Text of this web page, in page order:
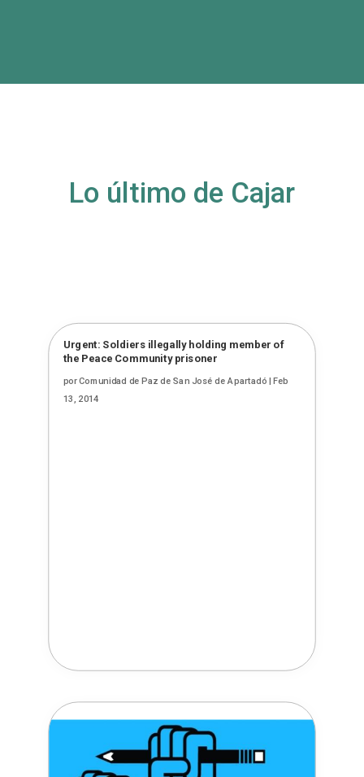
Lo último de Cajar
Urgent: Soldiers illegally holding member of
the Peace Community prisoner
porComunidad de Paz de San José de Apartadó|Feb
13, 2014